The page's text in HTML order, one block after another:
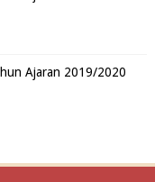
Ajaran 2019/2020